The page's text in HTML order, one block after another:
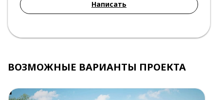
Написать
ВОЗМОЖНЫЕ ВАРИАНТЫ ПРОЕКТА